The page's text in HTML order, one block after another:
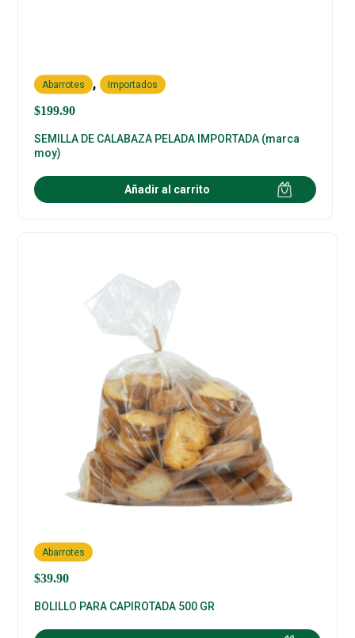
$199.90
Abarrotes , Importados
SEMILLA DE CALABAZA PELADA IMPORTADA (marca
moy)
Añadir al carrito
$39.90
Abarrotes
BOLILLO PARA CAPIROTADA 500 GR